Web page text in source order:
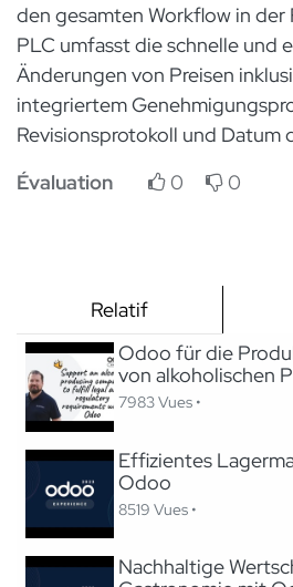
Relatif
Odoo für die
von alkoholischen
7983 Vues •
Effizientes
Odoo
8519 Vues •
Nachhaltige
den gesamten Workflow in der
PLC umfasst die schnelle und
Änderungen von Preisen
integriertem
Revisionsprotokoll und Datum
Évaluation
0 0